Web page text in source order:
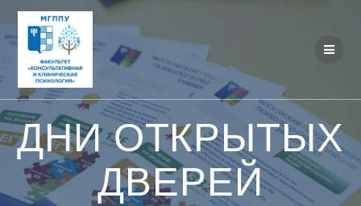
контенту
ДНИ ОТКРЫТЫХ
ДВЕРЕЙ